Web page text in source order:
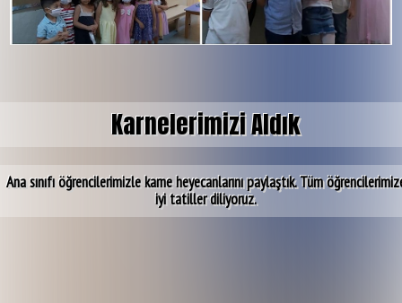
Karnelerimizi Aldık
Ana sınıfı öğrencilerimizle karne heyecanlarını paylaştık. Tüm
iyi tatiller diliyoruz.